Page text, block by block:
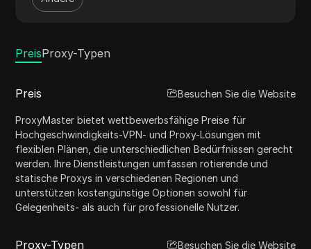
uneingeschränkten Zugang zu Inhalten zu
Umgehen von Geo-Einschränkungen auf
verschiedenen Geräten und Plattformen suchen.
PreisProxy-Typen
Preis Besuchen Sie die Website
ProxyMaster bietet wettbewerbsfähige Preise für
Hochgeschwindigkeits-VPN- und Proxy-Lösungen mit
flexiblen Plänen, die unterschiedlichen Bedürfnissen gerecht
werden. Ihre Dienstleistungen umfassen rotierende und
statische Proxys in verschiedenen Regionen und
unterstützen kostengünstige Optionen sowohl für
Gelegenheits- als auch für professionelle Nutzer.
Proxy-Typen Besuchen Sie die Website